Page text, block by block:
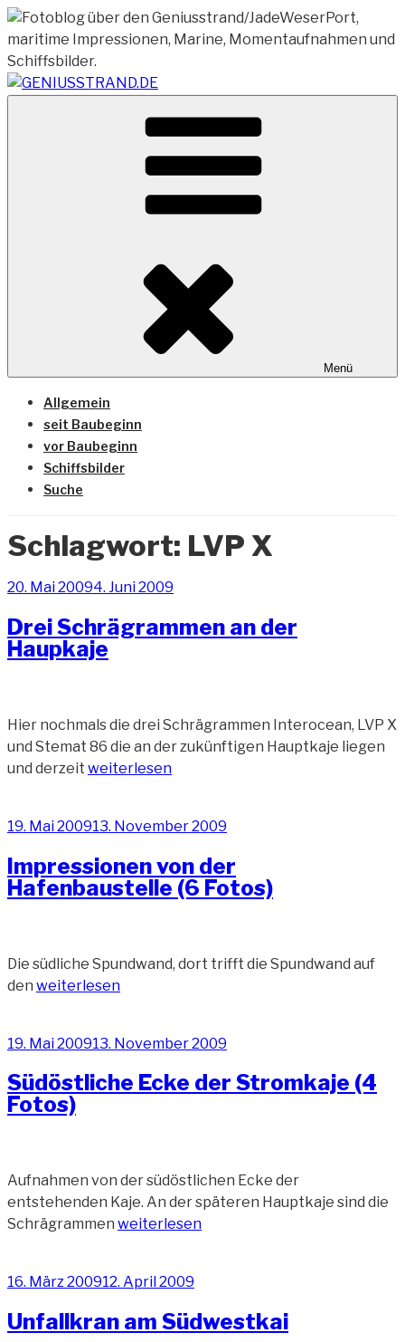
Zum
Inhalt
springen
GENIUSSTRAND.DE
Vom Geniusstrand zum JadeWeserPort/Container
Terminal Wilhelmshaven
Menü
Allgemein
seit Baubeginn
vor Baubeginn
Schiffsbilder
Suche
Schlagwort: LVP X
Veröffentlicht
20. Mai 20094. Juni 2009
Drei Schrägrammen an der
Haupkaje
Hier nochmals die drei Schrägrammen Interocean, LVP X
und Stemat 86 die an der zukünftigen Hauptkaje liegen
und derzeit „Drei
der
Haupkaje“
weiterlesen
Veröffentlicht
19. Mai 200913. November 2009
Impressionen von der
Hafenbaustelle (6 Fotos)
Die südliche Spundwand, dort trifft die Spundwand auf
den „Impressionen
Hafenbaustelle
(6
Fotos)“
weiterlesen
Veröffentlicht
19. Mai 200913. November 2009
Südöstliche Ecke der Stromkaje (4
Fotos)
Aufnahmen von der südöstlichen Ecke der
entstehenden Kaje. An der späteren Hauptkaje sind die
Schrägrammen „Südöstliche
Stromkaje
Fotos)“
weiterlesen
Veröffentlicht
16. März 200912. April 2009
Unfallkran am Südwestkai